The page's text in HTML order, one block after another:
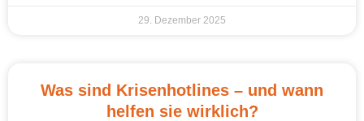
29. Dezember 2025
Was sind Krisenhotlines – und wann
helfen sie wirklich?